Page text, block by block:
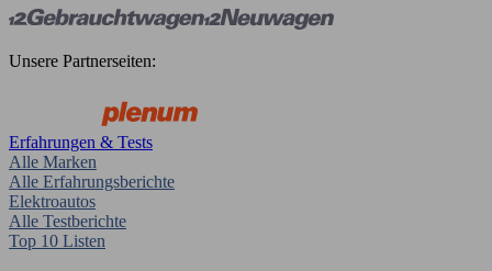
Unsere Partnerseiten:
Erfahrungen & Tests
Alle Marken
Alle Erfahrungsberichte
Elektroautos
Alle Testberichte
Top 10 Listen